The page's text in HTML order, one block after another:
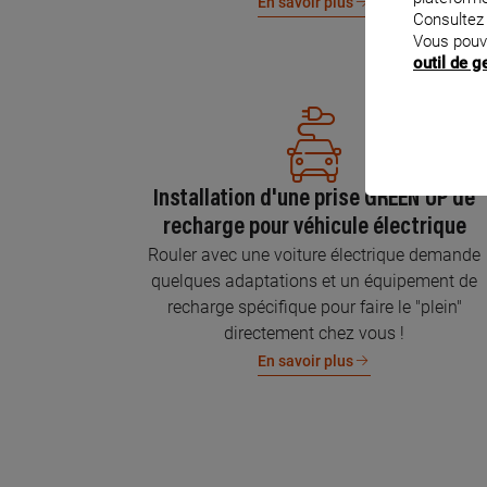
Installation d'une prise GREEN'UP de
recharge pour véhicule électrique
Rouler avec une voiture électrique demande
quelques adaptations et un équipement de
recharge spécifique pour faire le "plein"
directement chez vous !
En savoir plus
Vous
outil de